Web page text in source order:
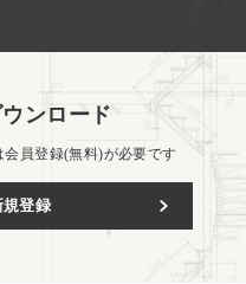
ンロード
員登録(無料)が必要です
規登録